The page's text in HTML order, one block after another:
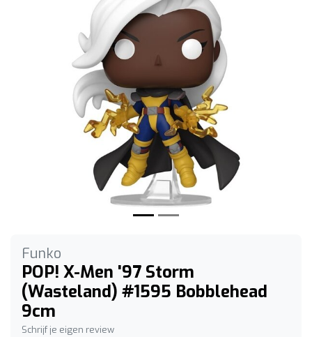
Funko
POP! X-Men '97 Storm
(Wasteland) #1595 Bobblehead
9cm
Schrijf je eigen review